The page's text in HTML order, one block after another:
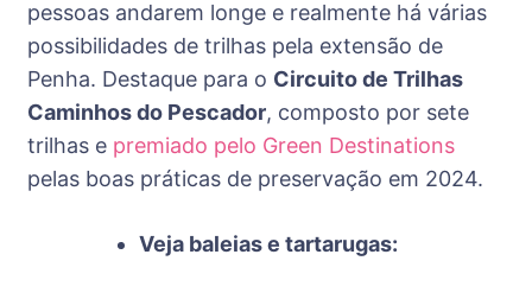
pessoas andarem longe e realmente há várias
possibilidades de trilhas pela extensão de
Penha. Destaque para o Circuito de Trilhas
Caminhos do Pescador, composto por sete
trilhas e premiado pelo Green Destinations
pelas boas práticas de preservação em 2024.
Veja baleias e tartarugas: